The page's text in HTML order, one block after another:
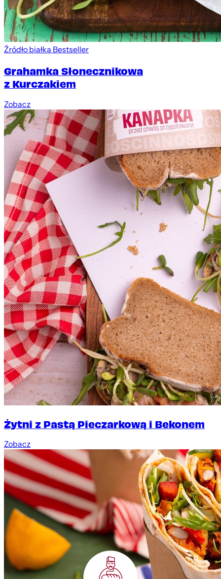
Źródło białka Bestseller
Grahamka Słonecznikowa
z Kurczakiem
Zobacz
Żytni z Pastą Pieczarkową i Bekonem
Zobacz